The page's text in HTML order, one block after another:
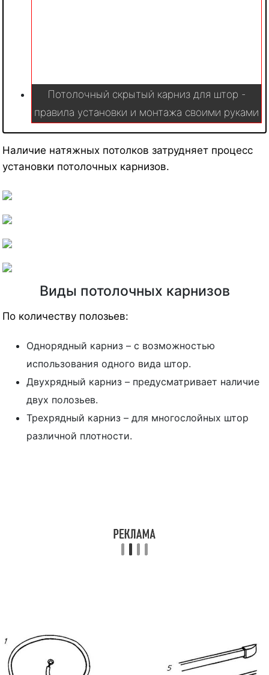
Потолочный скрытый карниз для штор -
правила установки и монтажа своими руками
(110 фото оформления)
Наличие натяжных потолков затрудняет процесс
установки потолочных карнизов.
Виды потолочных карнизов
По количеству полозьев:
Однорядный карниз – с возможностью
использования одного вида штор.
Двухрядный карниз – предусматривает наличие
двух полозьев.
Трехрядный карниз – для многослойных штор
различной плотности.